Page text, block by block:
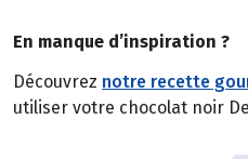
En manque d’inspiration ?
Découvrez notre recette
utiliser votre chocolat noir